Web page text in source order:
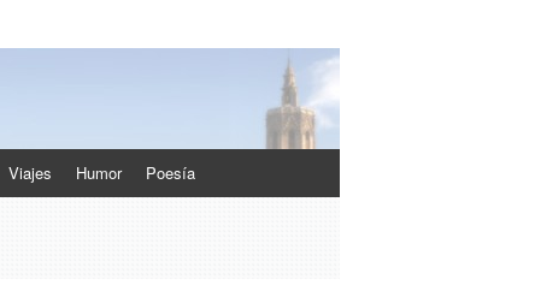
Viajes Humor Poesía